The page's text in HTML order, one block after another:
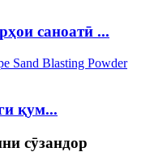
саноатӣ ...
қум...
сӯзандор